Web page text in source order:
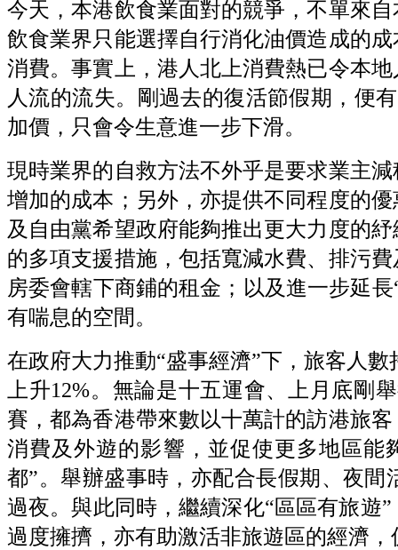
今天，本港飲食業面對的競爭，不單來
飲食業界只能選擇自行消化油價造成的
消費。事實上，港人北上消費熱已令本
人流的流失。剛過去的復活節假期，便
加價，只會令生意進一步下滑。
現時業界的自救方法不外乎是要求業主
增加的成本；另外，亦提供不同程度的
及自由黨希望政府能夠推出更大力度的
的多項支援措施，包括寬減水費、排污
房委會轄下商鋪的租金；以及進一步延
有喘息的空間。
在政府大力推動“盛事經濟”下，旅客人
上升12%。無論是十五運會、上月底剛
賽，都為香港帶來數以十萬計的訪港旅
消費及外遊的影響，並促使更多地區
都”。舉辦盛事時，亦配合長假期、夜
過夜。與此同時，繼續深化“區區有旅遊
過度擁擠，亦有助激活非旅遊區的經濟